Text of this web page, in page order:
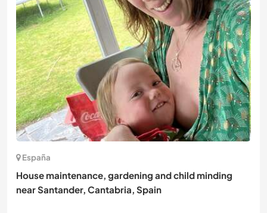
España
House maintenance, gardening and child minding
near Santander, Cantabria, Spain